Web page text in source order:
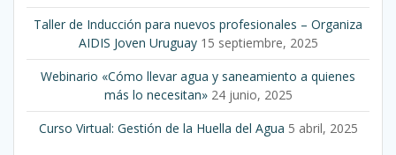
Taller de Inducción para nuevos profesionales – Organiza
AIDIS Joven Uruguay 15 septiembre, 2025
Webinario «Cómo llevar agua y saneamiento a quienes
más lo necesitan» 24 junio, 2025
Curso Virtual: Gestión de la Huella del Agua 5 abril, 2025